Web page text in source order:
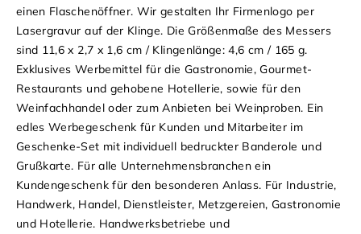
einen Flaschenöffner. Wir gestalten Ihr Firmenlogo per
Lasergravur auf der Klinge. Die Größenmaße des Messers
sind 11,6 x 2,7 x 1,6 cm / Klingenlänge: 4,6 cm / 165 g.
Exklusives Werbemittel für die Gastronomie, Gourmet-
Restaurants und gehobene Hotellerie, sowie für den
Weinfachhandel oder zum Anbieten bei Weinproben. Ein
edles Werbegeschenk für Kunden und Mitarbeiter im
Geschenke-Set mit individuell bedruckter Banderole und
Grußkarte. Für alle Unternehmensbranchen ein
Kundengeschenk für den besonderen Anlass. Für Industrie,
Handwerk, Handel, Dienstleister, Metzgereien, Gastronomie
und Hotellerie. Handwerksbetriebe und